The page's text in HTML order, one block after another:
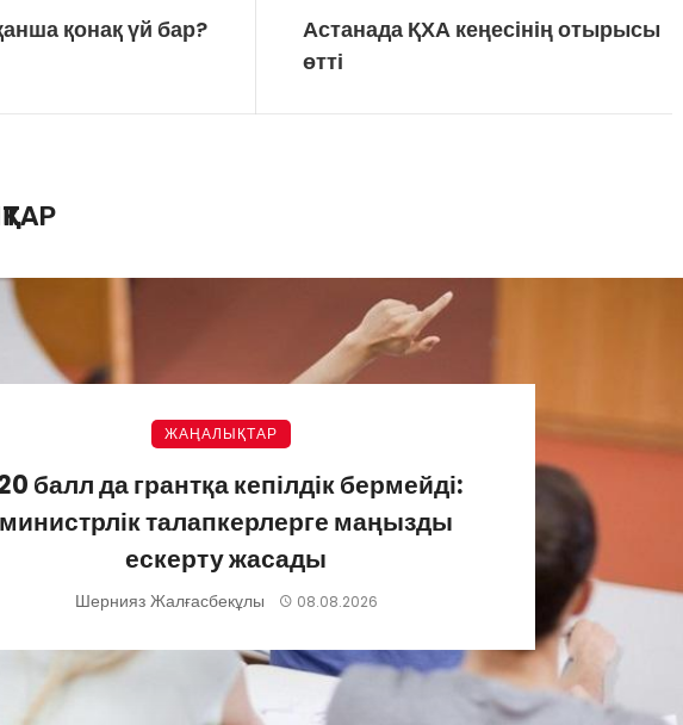
қонақ үй бар?
Астанада ҚХА кеңесінің отырысы
өтті
ЖАҢАЛЫҚТАР
балл да грантқа кепілдік бермейді:
министрлік талапкерлерге маңызды
ескерту жасады
Шернияз Жалғасбекұлы 08.08.2026